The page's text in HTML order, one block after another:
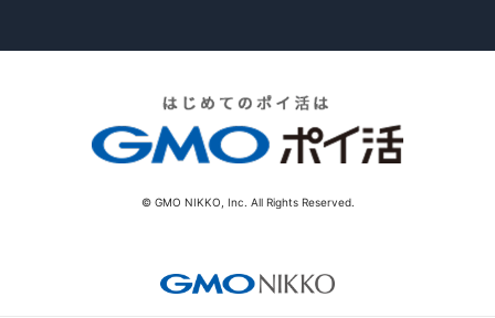
© GMO NIKKO, Inc. All Rights Reserved.